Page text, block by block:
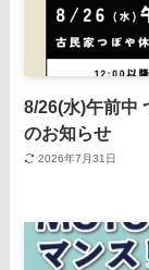
8/26(水)午前中
のお知らせ
2026年7月31日